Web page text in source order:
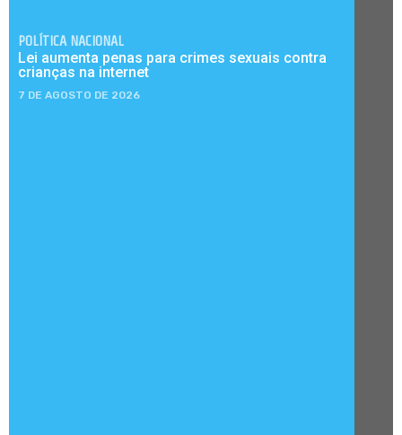
POLÍTICA NACIONAL
Lei aumenta penas para crimes sexuais contra
crianças na internet
7 DE AGOSTO DE 2026